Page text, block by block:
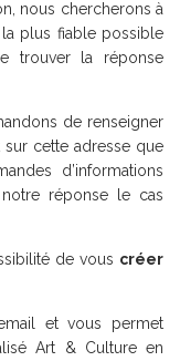
nous chercherons à
plus fiable possible
trouver la réponse
de renseigner
sur cette adresse que
d’informations
réponse le cas
de vous créer
et vous permet
Art & Culture en